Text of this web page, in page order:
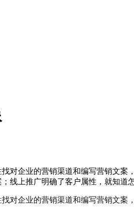
对企业的营销渠道和编写营销文案
线上推广明确了客户属性，就知道
对企业的营销渠道和编写营销文案